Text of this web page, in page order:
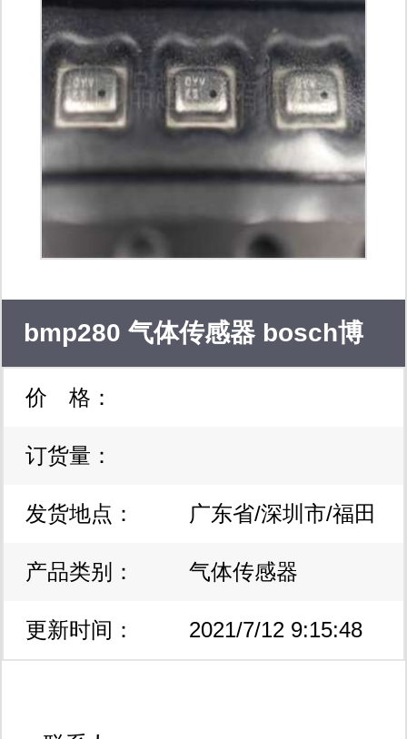
外、湿度、霍尔、电流及气体流量传感
器；美国adi加速度和角速率陀螺仪传
感器；；法国humirel湿敏电容、湿敏
电阻和湿度模块；日本nemoto、figaro
费加罗全系列催化式、电化学、红外线
气体传感器；德国perkinelmer海曼、
美国bi、bourns柏恩斯电位器；sharp
光电传感器等。 长期致力推广日本
mitsubishi三菱射频功放模块及其分立
mosfet管；美国mini-circuits混频器、
减混频器；anaren安伦电桥、混合
器、衰减器；sirenza功率放大器、晶
体管；triquint数字、模拟和混合信号砷
bmp280 气体传感器 bosch博
世 全新原装正品
价 格：
订货量：
发货地点： 广东省/深圳市/福田
区
产品类别： 气体传感器
更新时间： 2021/7/12 9:15:48